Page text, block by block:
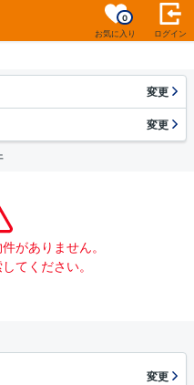
お気に入り
0
ログイン
変更
変更
がありません。
てください。
変更